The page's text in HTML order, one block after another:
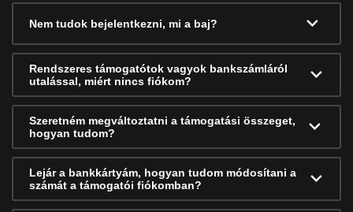
Nem tudok bejelentkezni, mi a baj?
Rendszeres támogatótok vagyok bankszámláról
utalással, miért nincs fiókom?
Szeretném megváltoztatni a támogatási összeget,
hogyan tudom?
Lejár a bankkártyám, hogyan tudom módosítani a
számát a támogatói fiókomban?